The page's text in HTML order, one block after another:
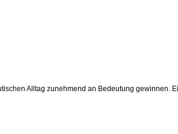
Alltag zunehmend an Bedeutung gewinnen.